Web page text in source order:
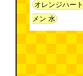
オレンジハート
メン 水